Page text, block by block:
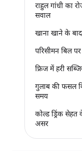
राहुल गांधी का
सवाल
खाना खाने के
परिसीमन बिल
फ्रिज में हरी
गुलाब की फसल
समय
कोल्ड ड्रिंक सेहत
असर